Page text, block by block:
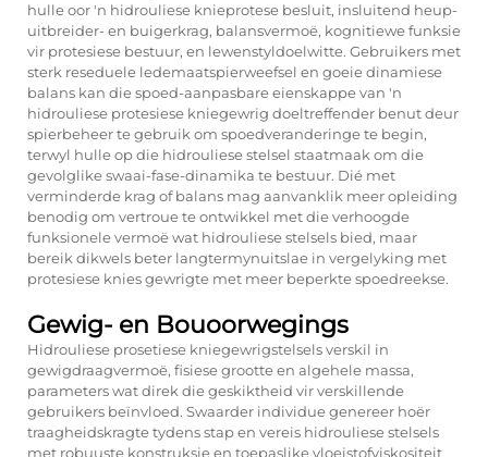
hulle oor 'n hidrouliese knieprotese besluit, insluitend heup-
uitbreider- en buigerkrag, balansvermoë, kognitiewe funksie
vir protesiese bestuur, en lewenstyldoelwitte. Gebruikers met
sterk reseduele ledemaatspierweefsel en goeie dinamiese
balans kan die spoed-aanpasbare eienskappe van 'n
hidrouliese protesiese kniegewrig doeltreffender benut deur
spierbeheer te gebruik om spoedveranderinge te begin,
terwyl hulle op die hidrouliese stelsel staatmaak om die
gevolglike swaai-fase-dinamika te bestuur. Dié met
verminderde krag of balans mag aanvanklik meer opleiding
benodig om vertroue te ontwikkel met die verhoogde
funksionele vermoë wat hidrouliese stelsels bied, maar
bereik dikwels beter langtermynuitslae in vergelyking met
protesiese knies gewrigte met meer beperkte spoedreekse.
Gewig- en Bouoorwegings
Hidrouliese prosetiese kniegewrigstelsels verskil in
gewigdraagvermoë, fisiese grootte en algehele massa,
parameters wat direk die geskiktheid vir verskillende
gebruikers beïnvloed. Swaarder individue genereer hoër
traagheidskragte tydens stap en vereis hidrouliese stelsels
met robuuste konstruksie en toepaslike vloeistofviskositeit